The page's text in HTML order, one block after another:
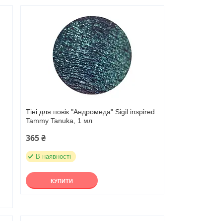
Тіні для повік "Андромеда" Sigil inspired
Tammy Tanuka, 1 мл
365 ₴
В наявності
КУПИТИ